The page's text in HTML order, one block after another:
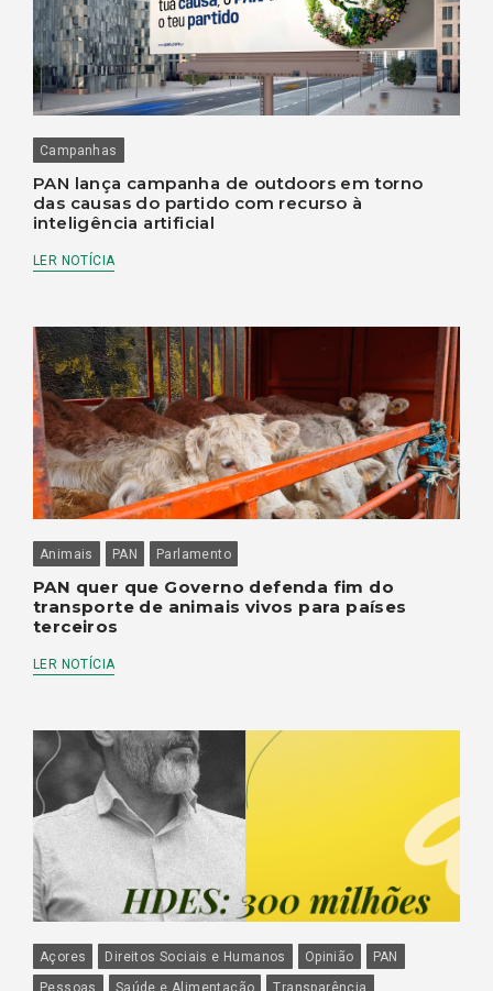
Campanhas
PAN lança campanha de outdoors em torno
das causas do partido com recurso à
inteligência artificial
LER NOTÍCIA
Animais PAN Parlamento
PAN quer que Governo defenda fim do
transporte de animais vivos para países
terceiros
LER NOTÍCIA
Açores Direitos Sociais e Humanos Opinião
PAN